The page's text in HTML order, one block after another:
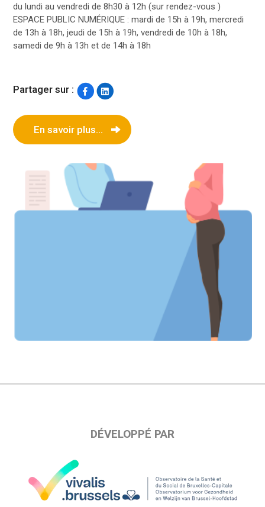
du lundi au vendredi de 8h30 à 12h (sur rendez-vous )
ESPACE PUBLIC NUMÉRIQUE : mardi de 15h à 19h, mercredi
de 13h à 18h, jeudi de 15h à 19h, vendredi de 10h à 18h,
samedi de 9h à 13h et de 14h à 18h
Partager sur :
En savoir plus...
DÉVELOPPÉ PAR